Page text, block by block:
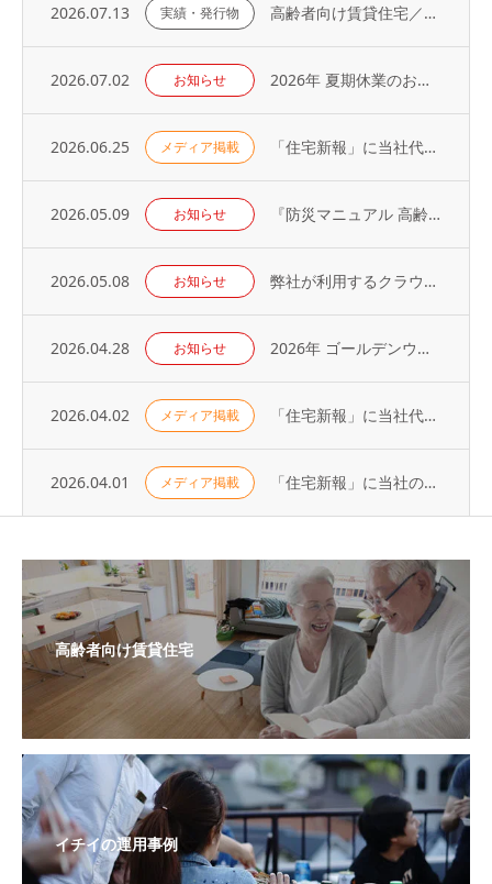
2026.07.13 実績・発行物 高齢者向け賃貸住宅／取り扱い戸数（2026年）
2026.07.02 お知らせ 2026年 夏期休業のお知らせ
2026.06.25 メディア掲載 「住宅新報」に当社代表の取材記事が掲載されました（2026年6月23日号）
2026.05.09 お知らせ 『防災マニュアル 高齢入居者・外国人入居者対応編』当社代表が制作に協力
2026.05.08 お知らせ 弊社が利用するクラウドサービスへの不正アクセス発生に関するお知らせとお詫び
2026.04.28 お知らせ 2026年 ゴールデンウィーク休業のお知らせ
2026.04.02 メディア掲載 「住宅新報」に当社代表の取材記事が掲載されました（2026年3月31日号）
2026.04.01 メディア掲載 「住宅新報」に当社の取り組みが掲載されました（2026年3月24日号）
高齢者向け賃貸住宅
イチイの運用事例